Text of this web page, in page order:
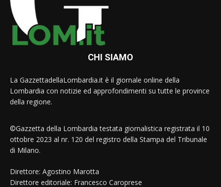
CHI SIAMO
La GazzettadellaLombardia.it è il giornale online della
Lombardia con notizie ed approfondimenti su tutte le province
della regione.
©Gazzetta della Lombardia testata giornalistica registrata il 10
ottobre 2023 al nr. 120 del registro della Stampa del Tribunale
di Milano.
Direttore: Agostino Marotta
Direttore editoriale: Francesco Caroprese